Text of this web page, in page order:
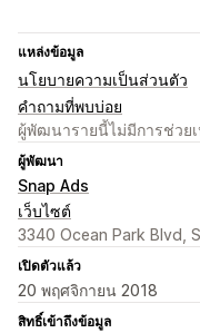
แหล่งข้อมูล
นโยบายความเป็นส่วนตัว
คำถามที่พบบ่อย
ผู้พัฒนารายนี้ไม่มีการช่วย
ผู้พัฒนา
Snap Ads
เว็บไซต์
3340 Ocean Park Blvd,
เปิดตัวแล้ว
20 พฤศจิกายน 2018
สิทธิ์เข้าถึงข้อมูล